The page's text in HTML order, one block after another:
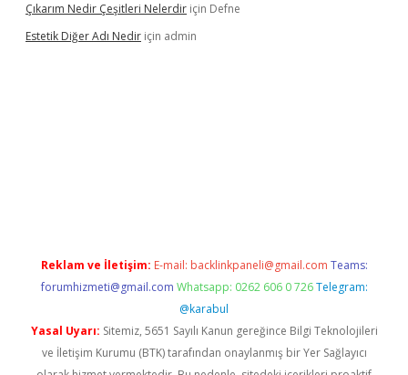
Çıkarım Nedir Çeşitleri Nelerdir için Defne
Estetik Diğer Adı Nedir için admin
Reklam ve İletişim: E-mail: backlinkpaneli@gmail.com Teams:
forumhizmeti@gmail.com Whatsapp: 0262 606 0 726 Telegram:
@karabul
Yasal Uyarı: Sitemiz, 5651 Sayılı Kanun gereğince Bilgi Teknolojileri
ve İletişim Kurumu (BTK) tarafından onaylanmış bir Yer Sağlayıcı